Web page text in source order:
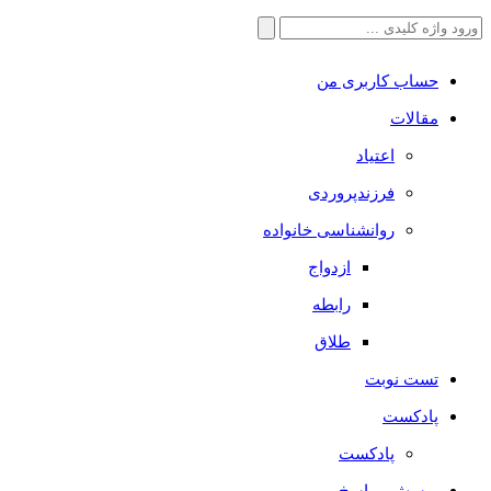
جستجو
حساب کاربری من
مقالات
اعتیاد
فرزندپروردی
روانشناسی خانواده
ازدواج
رابطه
طلاق
تست نوبت
پادکست
پادکست